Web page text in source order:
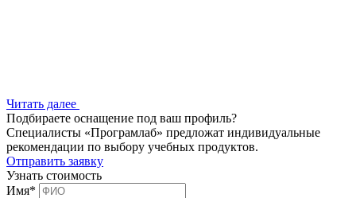
Читать далее
Подбираете оснащение под ваш профиль?
Специалисты «Програмлаб» предложат индивидуальные
рекомендации по выбору учебных продуктов.
Отправить заявку
Узнать стоимость
Имя*